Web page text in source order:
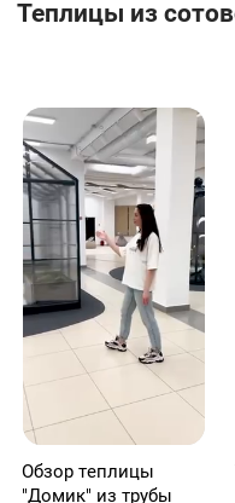
Теплицы из
Обзор теплицы
"Домик" из трубы